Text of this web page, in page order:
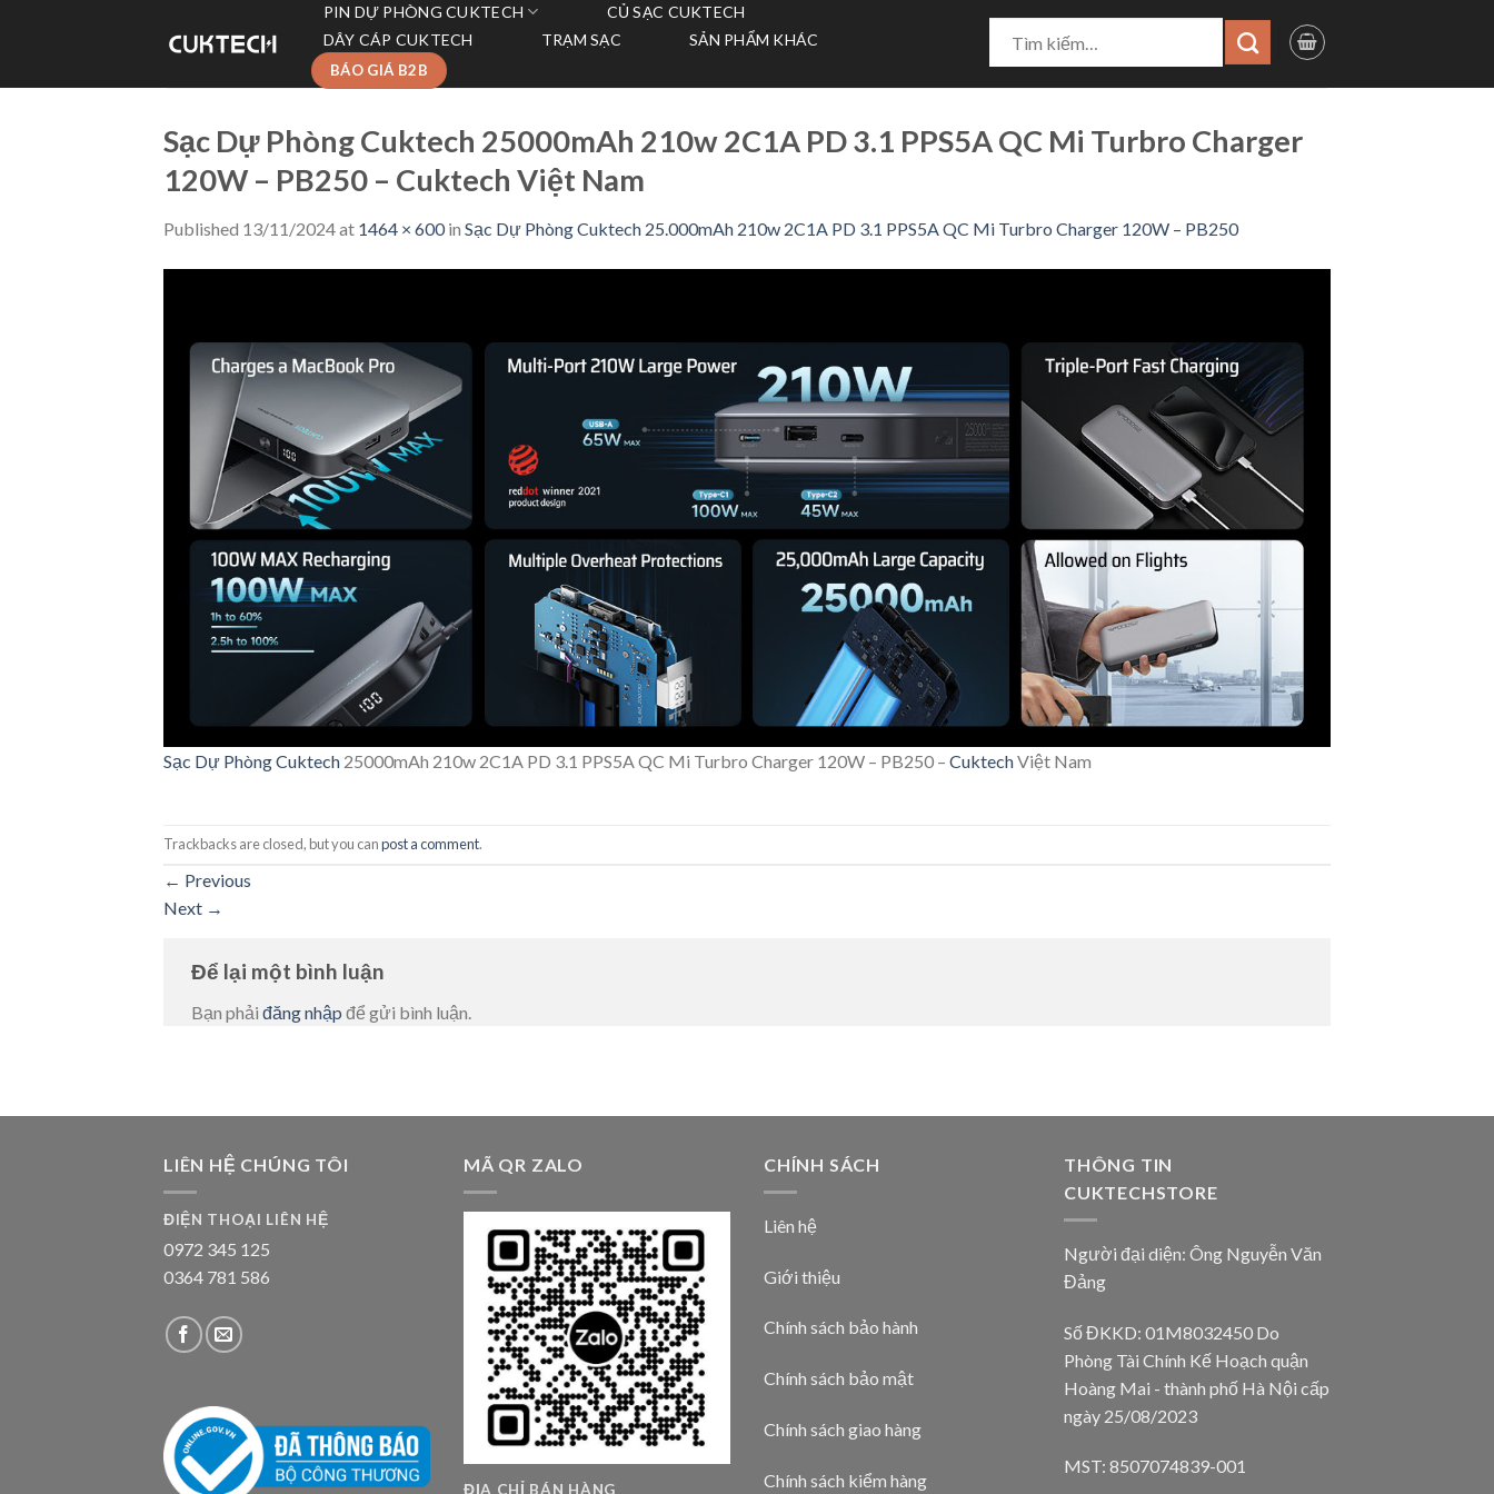
PIN DỰ PHÒNG CUKTECH
CỦ SẠC CUKTECH
DÂY CÁP CUKTECH
TRẠM SẠC SẢN PHẨM KHÁC
BÁO GIÁ B2B
kiếm:
Sạc Dự Phòng Cuktech 25000mAh 210w 2C1A PD 3.1 PPS5A QC Mi Turbro Charger
120W – PB250 – Cuktech Việt Nam
Published 13/11/2024at 1464 × 600in Sạc Dự Phòng Cuktech 25.000mAh 210w 2C1A PD 3.1 PPS5A QC Mi Turbro Charger 120W – PB250
Sạc Dự PhòngCuktech 25000mAh 210w 2C1A PD 3.1 PPS5A QC Mi Turbro Charger 120W – PB250 – CuktechViệt Nam
Trackbacks are closed, but you canpost a comment.
← Previous
Next →
Để lại một bình luận
Bạn phải đăng nhập để gửi bình luận.
LIÊN HỆ CHÚNG TÔI
ĐIỆN THOẠI LIÊN HỆ
0972 345 125
0364 781 586
MÃ QR ZALO
ĐỊA CHỈ BÁN HÀNG
CHÍNH SÁCH
Liên hệ
Giới thiệu
Chính sách bảo hành
Chính sách bảo mật
Chính sách giao hàng
Chính sách kiểm hàng
THÔNG TIN
CUKTECHSTORE
Người đại diện: Ông Nguyễn Văn
Đảng
Số ĐKKD: 01M8032450 Do
Phòng Tài Chính Kế Hoạch quận
Hoàng Mai - thành phố Hà Nội cấp
ngày 25/08/2023
MST: 8507074839-001